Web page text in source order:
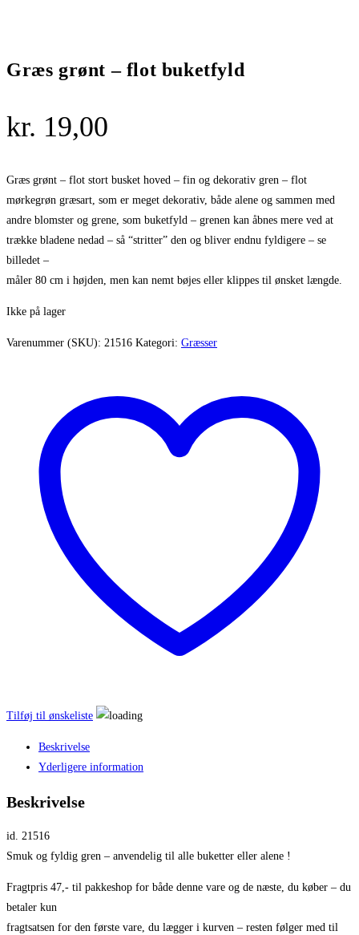
Græs grønt – flot buketfyld
kr. 19,00
Græs grønt – flot stort busket hoved – fin og dekorativ gren – flot
mørkegrøn græsart, som er meget dekorativ, både alene og sammen med
andre blomster og grene, som buketfyld – grenen kan åbnes mere ved at
trække bladene nedad – så “stritter” den og bliver endnu fyldigere – se
billedet –
måler 80 cm i højden, men kan nemt bøjes eller klippes til ønsket længde.
Ikke på lager
Varenummer (SKU): 21516 Kategori: Græsser
Tilføj til ønskeliste
Beskrivelse
Yderligere information
Beskrivelse
id. 21516
Smuk og fyldig gren – anvendelig til alle buketter eller alene !
Fragtpris 47,- til pakkeshop for både denne vare og de næste, du køber – du
betaler kun
fragtsatsen for den første vare, du lægger i kurven – resten følger med til